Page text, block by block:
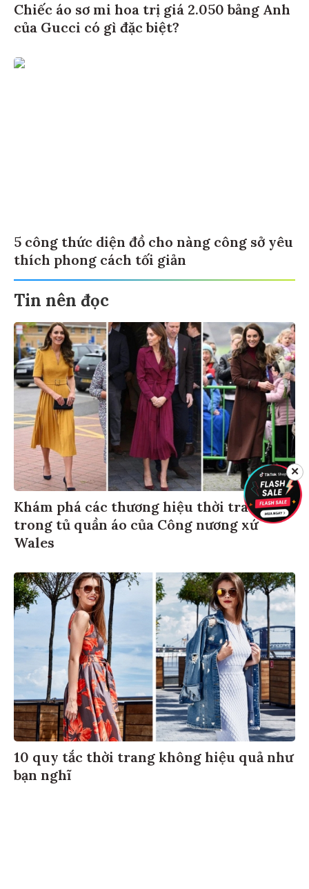
Chiếc áo sơ mi hoa trị giá 2.050 bảng Anh
của Gucci có gì đặc biệt?
5 công thức diện đồ cho nàng công sở yêu
thích phong cách tối giản
Tin nên đọc
Khám phá các thương hiệu thời trang
trong tủ quần áo của Công nương xứ
Wales
10 quy tắc thời trang không hiệu quả như
bạn nghĩ
✕